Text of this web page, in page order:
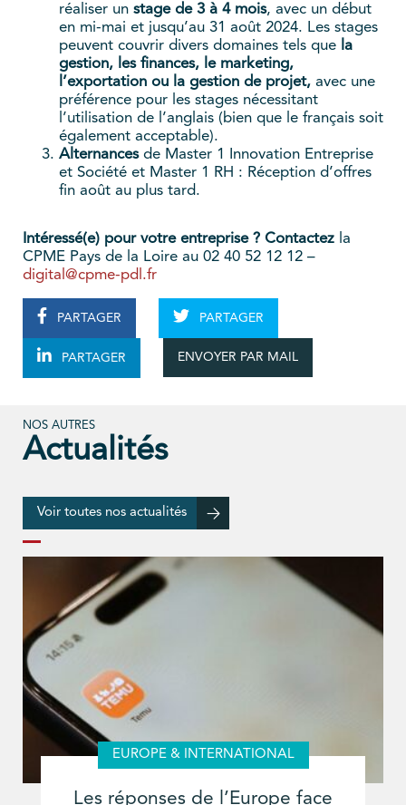
réaliser un stage de 3 à 4 mois, avec un début
en mi-mai et jusqu’au 31 août 2024. Les stages
peuvent couvrir divers domaines tels que la
gestion, les finances, le marketing,
l’exportation ou la gestion de projet, avec une
préférence pour les stages nécessitant
l’utilisation de l’anglais (bien que le français soit
également acceptable).
Alternancesde Master 1 Innovation Entreprise
et Société et Master 1 RH : Réception d’offres
fin août au plus tard.
Intéressé(e) pour votre entreprise ? Contactez la
CPME Pays de la Loire au 02 40 52 12 12 –
digital@cpme-pdl.fr
PARTAGER PARTAGER
PARTAGER ENVOYER PAR MAIL
NOS AUTRES
Actualités
Voir toutes nos actualités
EUROPE & INTERNATIONAL
Les réponses de l’Europe face